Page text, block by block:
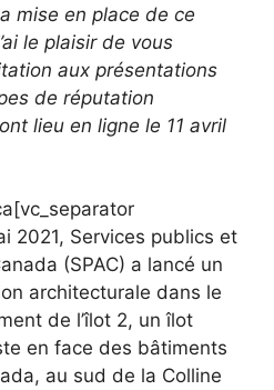
mise en place de ce
le plaisir de vous
aux présentations
de réputation
lieu en ligne le 11 avril
[vc_separator
2021, Services publics et
(SPAC) a lancé un
architecturale dans le
de l’îlot 2, un îlot
en face des bâtiments
au sud de la Colline